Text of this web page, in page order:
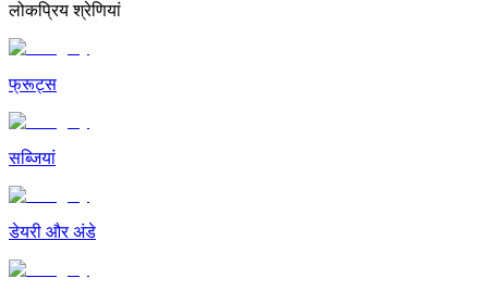
लोकप्रिय श्रेणियां
फ्रूट्स
सब्जियां
डेयरी और अंडे